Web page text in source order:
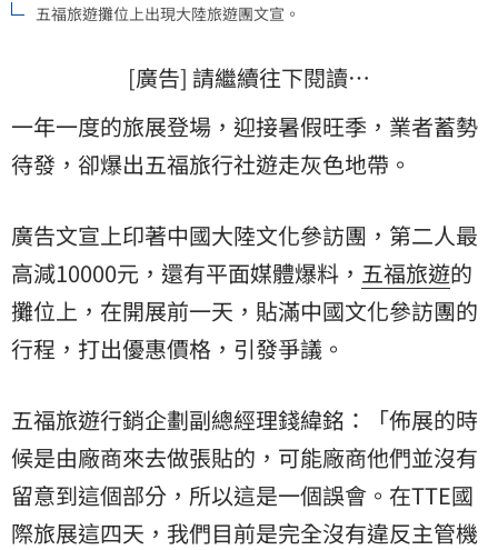
五福旅遊攤位上出現大陸旅遊團文宣。
[廣告] 請繼續往下閱讀…
一年一度的旅展登場，迎接暑假旺季，業者蓄勢
待發，卻爆出五福旅行社遊走灰色地帶。
廣告文宣上印著中國大陸文化參訪團，第二人最
高減10000元，還有平面媒體爆料， 五福旅遊的
攤位上，在開展前一天，貼滿中國文化參訪團的
行程，打出優惠價格，引發爭議。
五福旅遊行銷企劃副總經理錢緯銘：「佈展的時
候是由廠商來去做張貼的，可能廠商他們並沒有
留意到這個部分，所以這是一個誤會。在TTE國
際旅展這四天，我們目前是完全沒有違反主管機